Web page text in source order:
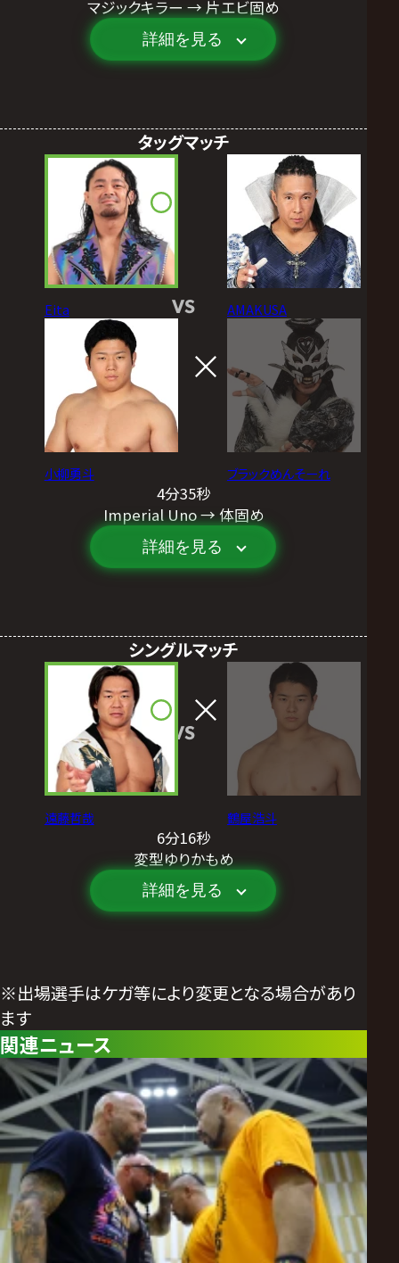
マジックキラー → 片エビ固め
詳細を見る
タッグマッチ
Eita
小柳勇斗
VS AMAKUSA
ブラックめんそーれ
4分35秒
Imperial Uno → 体固め
詳細を見る
シングルマッチ
遠藤哲哉
VS
鶴屋浩斗
6分16秒
変型ゆりかもめ
詳細を見る
※出場選手はケガ等により変更となる場合があり
ます
関連ニュース